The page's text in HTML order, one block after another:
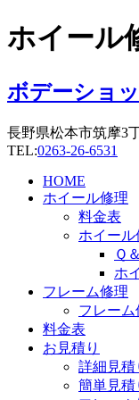
コ
ン
ン
ツ
ス
キ
ホイール
ボデーショ
長野県松本市筑摩3
TEL:0263-26-6531
HOME
ホイール修理
料金表
ホイール
Ｑ
ホ
フレーム修理
フレーム
料金表
お見積り
詳細見積
簡単見積